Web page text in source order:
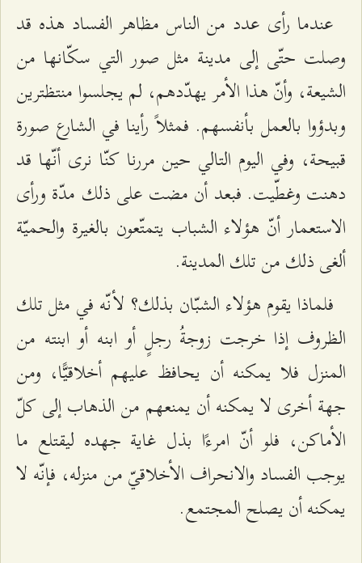
عندما رأى عدد من الناس مظاهر الفساد هذه قد
وصلت حتّى إلى مدينة مثل صور التي سكّانها من
الشيعة، وأنّ هذا الأمر يهدّدهم، لم يجلسوا منتظترین
وبدؤوا بالعمل بأنفسهم. فمثلاً رأينا في الشارع صورة
قبيحة، وفي اليوم التالي حين مررنا كنّا نرى أنّها قد
دهنت وغطّيت. فبعد أن مضت على ذلك مدّة ورأى
الاستعمار أنّ هؤلاء الشباب يتمتّعون بالغيرة والحميّة
ألغى ذلك من تلك المدينة.
فلماذا يقوم هؤلاء الشبّان بذلك؟ لأنّه في مثل تلك
الظروف إذا خرجت زوجةُ رجلٍ أو ابنه أو ابنته من
المنزل فلا يمكنه أن يحافظ عليهم أخلاقيًّا، ومن
جهة أخرى لا يمكنه أن يمنعهم من الذهاب إلى كلّ
الأماكن، فلو أنّ امرءًا بذل غاية جهده ليقتلع ما
يوجب الفساد والانحراف الأخلاقيّ من منزله، فإنّه لا
يمكنه أن يصلح المجتمع.